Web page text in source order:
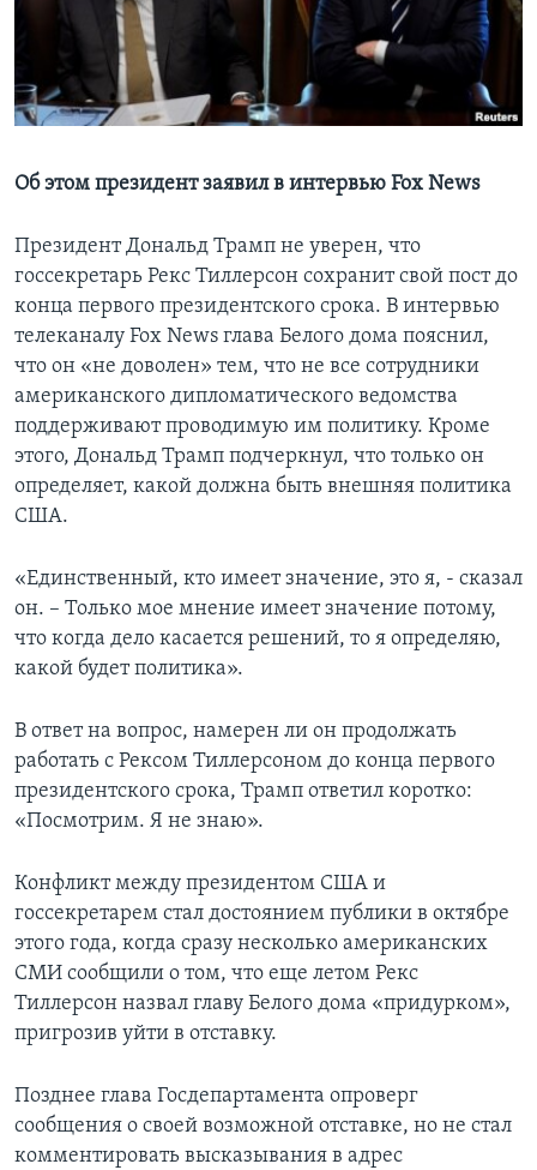
Learning English
СОЦИАЛЬНЫЕ СЕТИ
Об этом президент заявил в интервью Fox News
Президент Дональд Трамп не уверен, что
госсекретарь Рекс Тиллерсон сохранит свой пост до
конца первого президентского срока. В интервью
телеканалу Fox News глава Белого дома пояснил,
что он «не доволен» тем, что не все сотрудники
американского дипломатического ведомства
поддерживают проводимую им политику. Кроме
этого, Дональд Трамп подчеркнул, что только он
определяет, какой должна быть внешняя политика
США.
«Единственный, кто имеет значение, это я, - сказал
он. – Только мое мнение имеет значение потому,
что когда дело касается решений, то я определяю,
какой будет политика».
В ответ на вопрос, намерен ли он продолжать
работать с Рексом Тиллерсоном до конца первого
президентского срока, Трамп ответил коротко:
«Посмотрим. Я не знаю».
Конфликт между президентом США и
госсекретарем стал достоянием публики в октябре
этого года, когда сразу несколько американских
СМИ сообщили о том, что еще летом Рекс
Тиллерсон назвал главу Белого дома «придурком»,
пригрозив уйти в отставку.
Позднее глава Госдепартамента опроверг
сообщения о своей возможной отставке, но не стал
комментировать высказывания в адрес